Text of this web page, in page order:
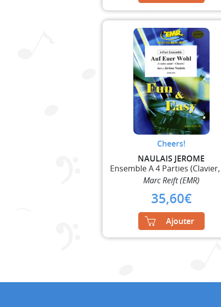
Cheers!
NAULAIS JEROME
Marc Reift (EMR)
35,60€
Ajouter